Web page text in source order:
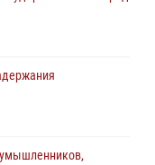
следам